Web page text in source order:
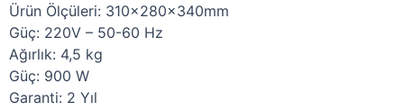
Ürün Ölçüleri: 310x280x340mm
Güç: 220V – 50-60 Hz
Ağırlık: 4,5 kg
Güç: 900 W
Garanti: 2 Yıl